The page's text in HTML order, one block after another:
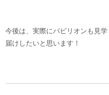
今後は、実際にパビリオンも見
届けしたいと思います！